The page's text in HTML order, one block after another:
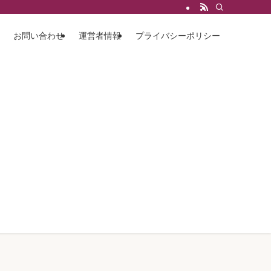
お問い合わせ 運営者情報 プライバシーポリシー